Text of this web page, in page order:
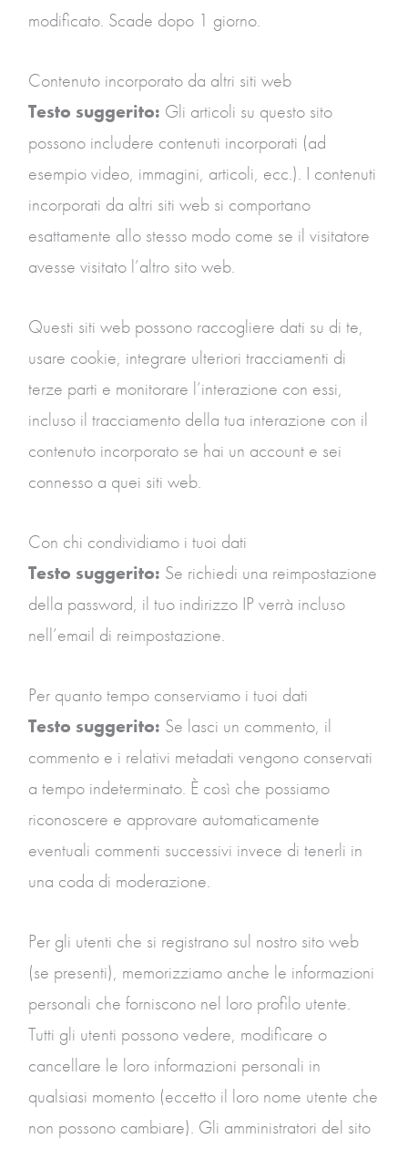
modificato. Scade dopo 1 giorno.
Contenuto incorporato da altri siti web
Testo suggerito: Gli articoli su questo sito
possono includere contenuti incorporati (ad
esempio video, immagini, articoli, ecc.). I contenuti
incorporati da altri siti web si comportano
esattamente allo stesso modo come se il visitatore
avesse visitato l’altro sito web.
Questi siti web possono raccogliere dati su di te,
usare cookie, integrare ulteriori tracciamenti di
terze parti e monitorare l’interazione con essi,
incluso il tracciamento della tua interazione con il
contenuto incorporato se hai un account e sei
connesso a quei siti web.
Con chi condividiamo i tuoi dati
Testo suggerito: Se richiedi una reimpostazione
della password, il tuo indirizzo IP verrà incluso
nell’email di reimpostazione.
Per quanto tempo conserviamo i tuoi dati
Testo suggerito: Se lasci un commento, il
commento e i relativi metadati vengono conservati
a tempo indeterminato. È così che possiamo
riconoscere e approvare automaticamente
eventuali commenti successivi invece di tenerli in
una coda di moderazione.
Per gli utenti che si registrano sul nostro sito web
(se presenti), memorizziamo anche le informazioni
personali che forniscono nel loro profilo utente.
Tutti gli utenti possono vedere, modificare o
cancellare le loro informazioni personali in
qualsiasi momento (eccetto il loro nome utente che
non possono cambiare). Gli amministratori del sito